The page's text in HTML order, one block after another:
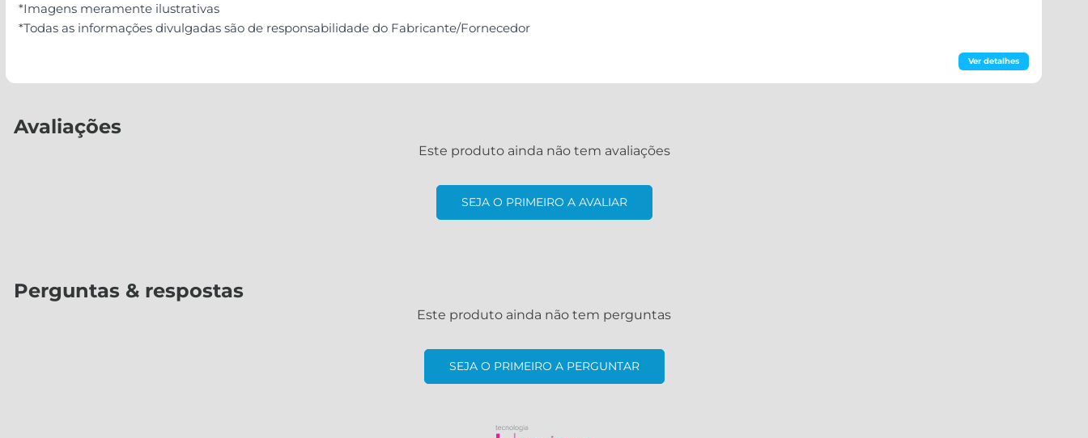
Ver detalhes
*Imagens meramente ilustrativas
*Todas as informações divulgadas são de responsabilidade do Fabricante/Fornecedor
Avaliações
Este produto ainda não tem avaliações
SEJA O PRIMEIRO A AVALIAR
Perguntas & respostas
Este produto ainda não tem perguntas
SEJA O PRIMEIRO A PERGUNTAR